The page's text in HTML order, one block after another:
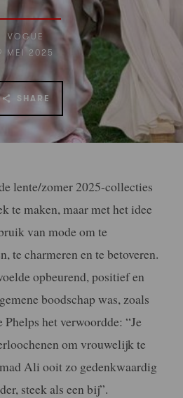
VOGUE
MEI 2025
SHARE
lente/zomer 2025-collecties
te maken, maar met het idee
van mode om te
te charmeren en te betoveren.
opbeurend, positief en
boodschap was, zoals
het verwoordde: “Je
om vrouwelijk te
Ali ooit zo gedenkwaardig
steek als een bij”.